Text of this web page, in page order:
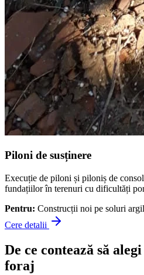
Piloni de susținere
Execuție de piloni și piloniș de
fundațiilor în terenuri cu dificultăți
Pentru: Construcții noi pe soluri
Cere detalii
De ce contează să
foraj